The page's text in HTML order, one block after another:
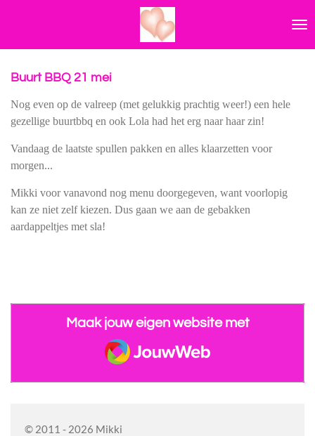
hoofdinhoud
Buurt BBQ 21 mei
Nog even op de valreep (met gelukkig prachtig weer!) een hele
gezellige buurtbbq en ook Lola had het erg naar haar zin!
Vandaag de laatste spullen pakken en alles klaarzetten voor
morgen...
Mikki voor vanavond nog menu doorgegeven, want voorlopig
kan ze niet zelf kiezen. Dus gaan we aan de gebakken
aardappeltjes met sla!
Maak jouw eigen website met
JouwWeb
© 2011 - 2026 Mikki